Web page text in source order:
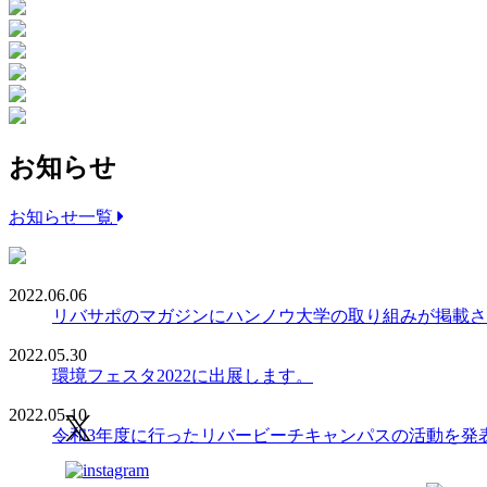
お知らせ
お知らせ一覧
2022.06.06
リバサポのマガジンにハンノウ大学の取り組みが掲載さ
2022.05.30
環境フェスタ2022に出展します。
2022.05.10
令和3年度に行ったリバービーチキャンパスの活動を発